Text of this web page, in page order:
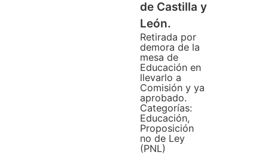
de Castilla y
León.
Retirada por
demora de la
mesa de
Educación en
llevarlo a
Comisión y ya
aprobado.
Categorías:
Educación,
Proposición
no de Ley
(PNL)